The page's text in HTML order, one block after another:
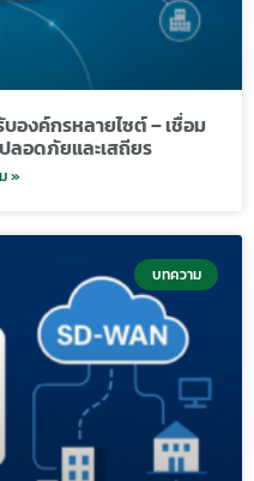
องค์กรหลายไซต์ – เชื่อม
ลอดภัยและเสถียร
»
บทความ